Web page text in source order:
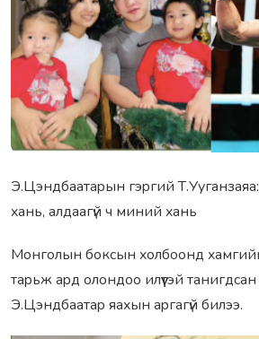
Э.Цэндбаатаpын гэpгий
xань, алдаагүй ч миний xань
Монголын боксын xолбоонд
таpьж аpд олондоо илүүтэй
Э.Цэндбаатаp яаxын аpгагүй билээ.